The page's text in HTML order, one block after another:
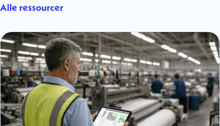
Alle ressourcer